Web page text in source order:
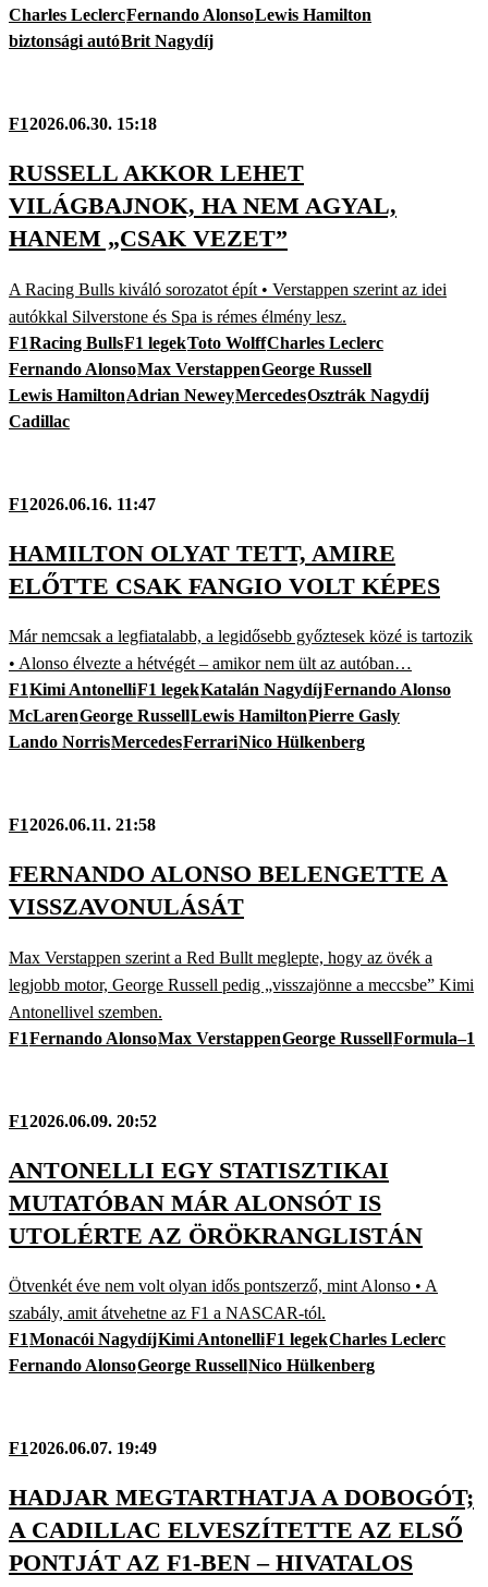
Charles LeclercFernando AlonsoLewis Hamilton
biztonsági autóBrit Nagydíj
F12026.06.30. 15:18
RUSSELL AKKOR LEHET
VILÁGBAJNOK, HA NEM AGYAL,
HANEM „CSAK VEZET”
A Racing Bulls kiváló sorozatot épít • Verstappen szerint az idei
autókkal Silverstone és Spa is rémes élmény lesz.
F1Racing BullsF1 legekToto WolffCharles Leclerc
Fernando AlonsoMax VerstappenGeorge Russell
Lewis HamiltonAdrian NeweyMercedesOsztrák Nagydíj
Cadillac
F12026.06.16. 11:47
HAMILTON OLYAT TETT, AMIRE
ELŐTTE CSAK FANGIO VOLT KÉPES
Már nemcsak a legfiatalabb, a legidősebb győztesek közé is tartozik
• Alonso élvezte a hétvégét – amikor nem ült az autóban…
F1Kimi AntonelliF1 legekKatalán NagydíjFernando Alonso
McLarenGeorge RussellLewis HamiltonPierre Gasly
Lando NorrisMercedesFerrariNico Hülkenberg
F12026.06.11. 21:58
FERNANDO ALONSO BELENGETTE A
VISSZAVONULÁSÁT
Max Verstappen szerint a Red Bullt meglepte, hogy az övék a
legjobb motor, George Russell pedig „visszajönne a meccsbe” Kimi
Antonellivel szemben.
F1Fernando AlonsoMax VerstappenGeorge RussellFormula–1
F12026.06.09. 20:52
ANTONELLI EGY STATISZTIKAI
MUTATÓBAN MÁR ALONSÓT IS
UTOLÉRTE AZ ÖRÖKRANGLISTÁN
Ötvenkét éve nem volt olyan idős pontszerző, mint Alonso • A
szabály, amit átvehetne az F1 a NASCAR-tól.
F1Monacói NagydíjKimi AntonelliF1 legekCharles Leclerc
Fernando AlonsoGeorge RussellNico Hülkenberg
F12026.06.07. 19:49
HADJAR MEGTARTHATJA A DOBOGÓT;
A CADILLAC ELVESZÍTETTE AZ ELSŐ
PONTJÁT AZ F1-BEN – HIVATALOS